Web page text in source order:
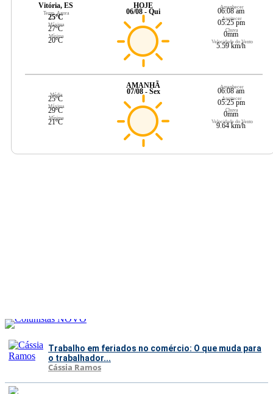
Vitória, ES
Temp. Agora
25ºC
Máxima
27ºC
Mínima
20ºC
HOJE
06/08 - Qui
Amanhecer
06:08 am
Anoitecer
05:25 pm
Chuva
0mm
Velocidade do Vento
5.59 km/h
Média
25ºC
Máxima
29ºC
Mínima
21ºC
AMANHÃ
07/08 - Sex
Amanhecer
06:08 am
Anoitecer
05:25 pm
Chuva
0mm
Velocidade do Vento
9.64 km/h
Trabalho em feriados no comércio: O que muda para
o trabalhador...
Cássia Ramos